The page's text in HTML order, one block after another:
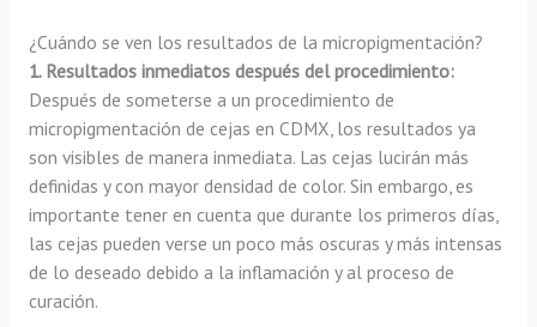
¿Cuándo se ven los resultados de la micropigmentación?
1. Resultados inmediatos después del procedimiento:
Después de someterse a un procedimiento de
micropigmentación de cejas en CDMX, los resultados ya
son visibles de manera inmediata. Las cejas lucirán más
definidas y con mayor densidad de color. Sin embargo, es
importante tener en cuenta que durante los primeros días,
las cejas pueden verse un poco más oscuras y más intensas
de lo deseado debido a la inflamación y al proceso de
curación.